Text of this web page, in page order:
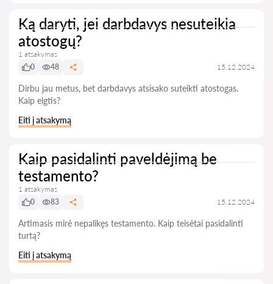
Ką daryti, jei darbdavys nesuteikia
atostogų?
1 atsakymas
0
48 15.12.2024
Dirbu jau metus, bet darbdavys atsisako suteikti atostogas.
Kaip elgtis?
Eiti į atsakymą
Kaip pasidalinti paveldėjimą be
testamento?
1 atsakymas
0
83 15.12.2024
Artimasis mirė nepalikęs testamento. Kaip teisėtai pasidalinti
turtą?
Eiti į atsakymą